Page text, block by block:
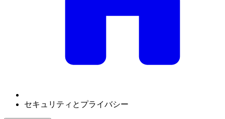
セキュリティとプライバシー